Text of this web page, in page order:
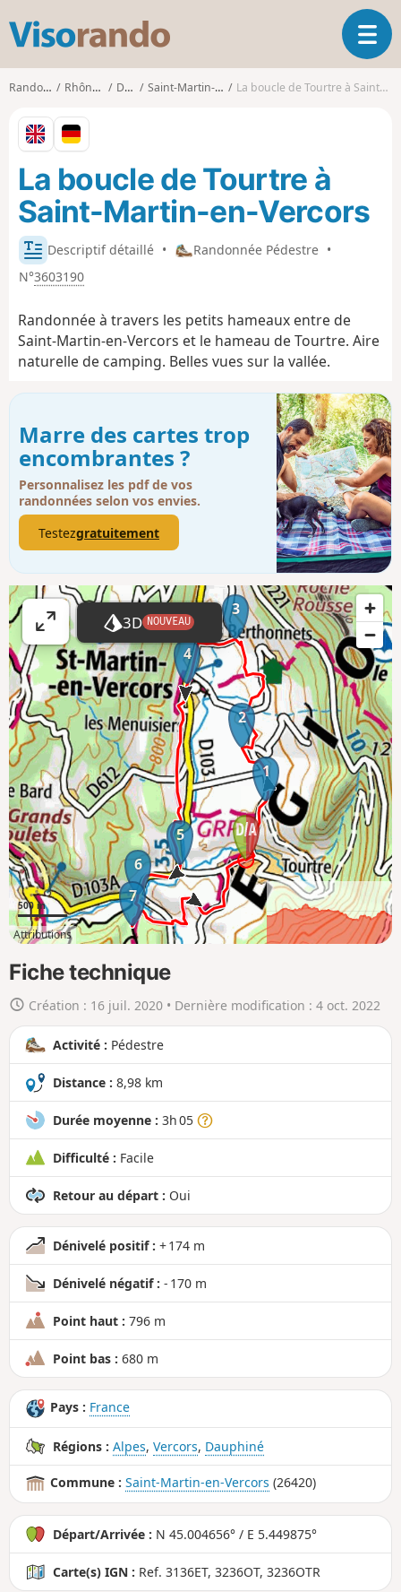
s
o
o
O
u
v
a
o
Randonnées Rhône-Alpes Drôme Saint-Martin-en-Vercors La boucle de Tourtre à Saint-Martin-en-Vercors
Descriptif détaillé • Randonnée Pédestre •
N°3603190
La boucle de Tourtre à
Saint-Martin-en-Vercors
Randonnée à travers les petits hameaux entre de
Saint-Martin-en-Vercors et le hameau de Tourtre. Aire
naturelle de camping. Belles vues sur la vallée.
Marre des cartes trop
encombrantes ?
Personnalisez les pdf de vos
randonnées selon vos envies.
Testezgratuitement
A
ff
c
h
e
r
l
a
c
a
r
t
e
e
n
r
n
d
3D NOUVEAU
1
2
3
4
5
6
7
500 m
Attributions
Fiche technique
Création : 16 juil. 2020• Dernière modification : 4 oct. 2022
Activité : Pédestre
Distance : 8,98 km
Durée moyenne : 3h 05
Difficulté : Facile
Retour au départ : Oui
Dénivelé positif : + 174 m
Dénivelé négatif : - 170 m
Point haut : 796 m
Point bas : 680 m
Pays : France
Régions : Alpes, Vercors, Dauphiné
Commune : Saint-Martin-en-Vercors (26420)
Départ/Arrivée : N 45.004656° / E 5.449875°
Carte(s) IGN : Ref. 3136ET, 3236OT, 3236OTR